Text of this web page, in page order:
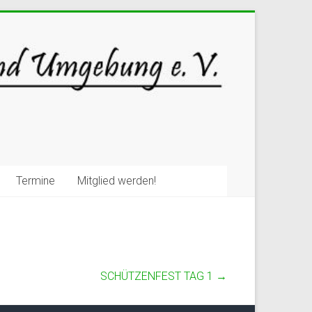
Termine Mitglied werden!
SCHÜTZENFEST TAG 1 →